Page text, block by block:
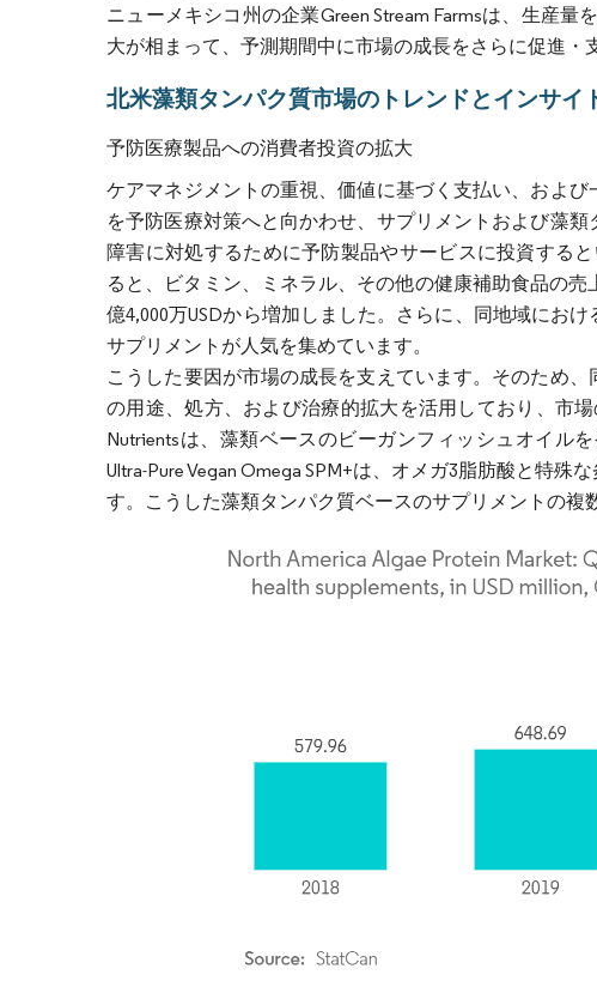
ニューメキシコ州の企業Green Stream Farmsは、生産
大が相まって、予測期間中に市場の成長をさらに促進・
北米藻類タンパク質市場のトレンドとインサイ
予防医療製品への消費者投資の拡大
ケアマネジメントの重視、価値に基づく支払い、およ
を予防医療対策へと向かわせ、サプリメントおよび藻
障害に対処するために予防製品やサービスに投資する
ると、ビタミン、ミネラル、その他の健康補助食品の売
億4,000万USDから増加しました。さらに、同地域にお
サプリメントが人気を集めています。
こうした要因が市場の成長を支えています。そのため
の用途、処方、および治療的拡大を活用しており、市
Nutrientsは、藻類ベースのビーガンフィッシュオイル
Ultra-Pure Vegan Omega SPM+は、オメガ3脂肪酸と特
す。こうした藻類タンパク質ベースのサプリメントの複